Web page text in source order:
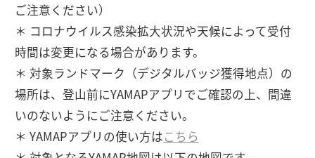
ご注意ください）
＊ コロナウイルス感染拡大状況や天候によって受付
時間は変更になる場合があります。
＊ 対象ランドマーク（デジタルバッジ獲得地点）の
場所は、登山前にYAMAPアプリでご確認の上、間違
いのないようにご注意ください。
＊ YAMAPアプリの使い方はこちら